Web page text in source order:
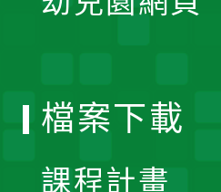
檔案下載
課程計畫